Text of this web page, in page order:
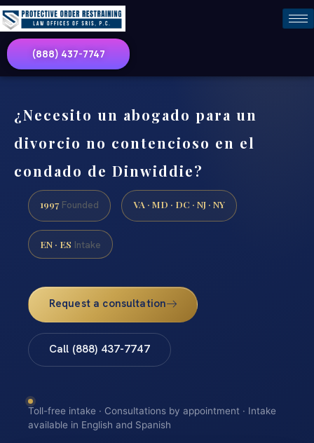
(888) 437-7747
¿Necesito un abogado para un
divorcio no contencioso en el
condado de Dinwiddie?
1997 Founded VA · MD · DC · NJ · NY
EN · ES Intake
Request a consultation
Call (888) 437-7747
Toll-free intake · Consultations by appointment · Intake
available in English and Spanish